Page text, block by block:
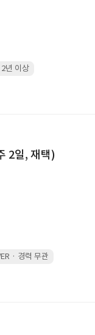
년 이상
2일, 재택)
· 경력 무관